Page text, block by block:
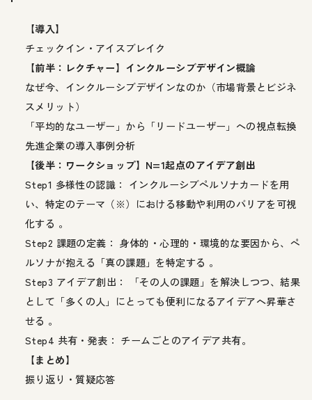
【導入】
チェックイン・アイスブレイク
【前半：レクチャー】インクルーシブデザイン概論
なぜ今、インクルーシブデザインなのか（市場背景とビジネ
スメリット）
「平均的なユーザー」から「リードユーザー」への視点転換
先進企業の導入事例分析
【後半：ワークショップ】N=1起点のアイデア創出
Step1 多様性の認識： インクルーシブペルソナカードを用
い、特定のテーマ（※）における移動や利用のバリアを可視
化する 。
Step2 課題の定義： 身体的・心理的・環境的な要因から、ペ
ルソナが抱える「真の課題」を特定する 。
Step3 アイデア創出： 「その人の課題」を解決しつつ、結果
として「多くの人」にとっても便利になるアイデアへ昇華さ
せる 。
Step4 共有・発表： チームごとのアイデア共有。
【まとめ】
振り返り・質疑応答